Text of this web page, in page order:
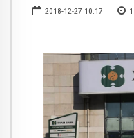
2018-12-27 10:17 1